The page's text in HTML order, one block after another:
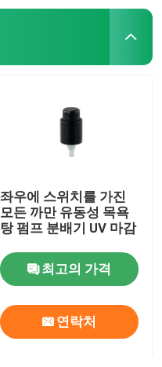
좌우에 스위치를 가진
모든 까만 유동성 목욕
탕 펌프 분배기 UV 마감
최고의 가격
연락처